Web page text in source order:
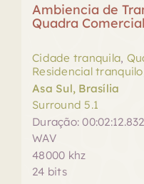
Ambiencia de
Quadra
Cidade tranquila,
Residencial tranquilo
Asa Sul, Brasília
Surround 5.1
Duração: 00:02:12.832
WAV
48000 khz
24 bits